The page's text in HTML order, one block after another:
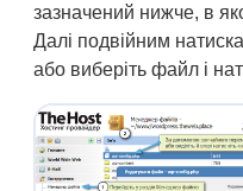
зазначений нижче, в
Далі подвійним
або виберіть файл і